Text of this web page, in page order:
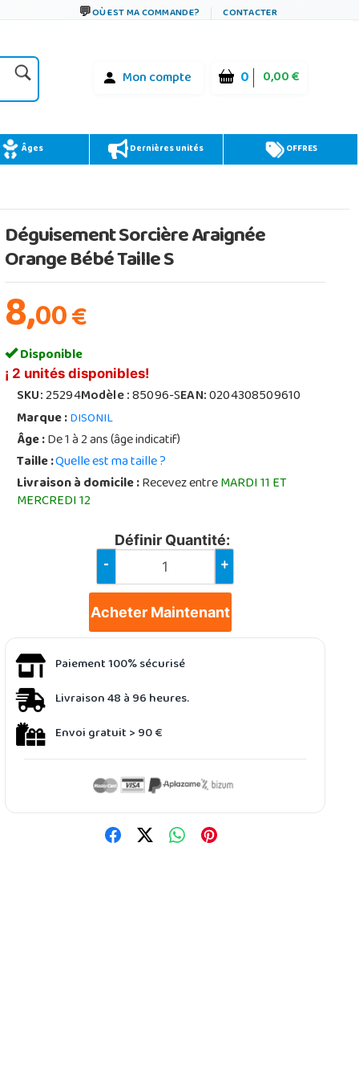
OÙ EST MA COMMANDE? CONTACTER
Mon compte 0 0,00 €
Âges Dernières unités OFFRES
Déguisement Sorcière Araignée
Orange Bébé Taille S
8,00€
Disponible
¡ 2 unités disponibles!
SKU:25294Modèle :85096-SEAN:0204308509610
Marque :DISONIL
Âge :De 1 à 2 ans (âge indicatif)
Taille :Quelle est ma taille ?
Livraison à domicile :Recevez entreMARDI 11 ET
MERCREDI 12
Définir Quantité:
- +
Acheter Maintenant
Paiement 100% sécurisé
Livraison 48 à 96 heures.
Envoi gratuit > 90 €